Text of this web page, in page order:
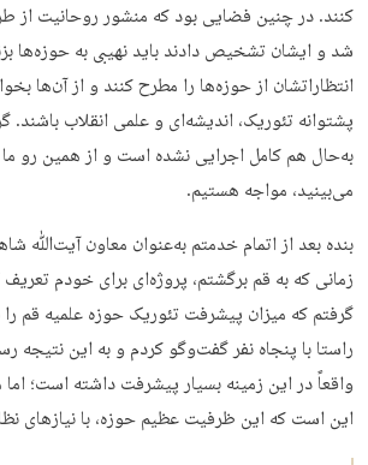
کنند. در چنین فضایی بود که منشور روحانیت
شد و ایشان تشخیص دادند باید نهیبی به حوزه­‌ها
انتظاراتشان از حوزه‌­ها را مطرح کنند و از ‌آن‌ها
پشتوانه تئوریک، اندیشه‌ای و علمی انقلاب باشند.
به‌حال هم کامل اجرایی نشده است و از همین رو ما
می­‌بینید، مواجه هستیم.
بنده بعد از اتمام خدمتم به‌عنوان معاون آیت‌­ﷲ
زمانی که به قم برگشتم، پروژه­‌ای برای خودم
گرفتم که میزان پیشرفت تئوریک حوزه علمیه قم
راستا با پنجاه نفر گفت‌وگو کردم و به این نتیجه
واقعاً در این زمینه بسیار پیشرفت داشته است؛
این است که این ظرفیت عظیم حوزه، با نیازهای